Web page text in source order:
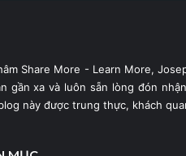
Share More - Learn More,
gần xa và luôn sẵn lòng đón
này được trung thực, khách